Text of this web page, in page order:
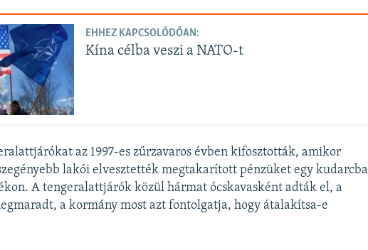
EHHEZ KAPCSOLÓDÓAN:
Kína célba veszi a NATO-t
az 1997-es zűrzavaros évben kifosztották, amikor
lakói elvesztették megtakarított pénzüket egy kudarcba
A tengeralattjárók közül hármat ócskavasként adták el, a
a kormány most azt fontolgatja, hogy átalakítsa-e